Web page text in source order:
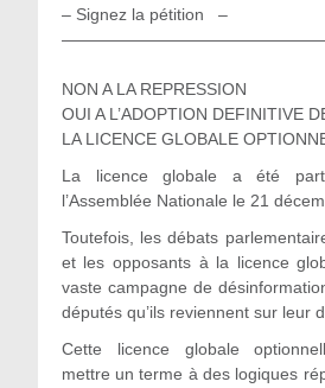
– Signez la pétition –
NON A LA REPRESSION
OUI A L’ADOPTION DEFINITIVE
LA LICENCE GLOBALE
La licence globale a été
l’Assemblée Nationale le 21
Toutefois, les débats
et les opposants à la licence
vaste campagne de
députés qu’ils reviennent sur leur
Cette licence globale
mettre un terme à des logiques